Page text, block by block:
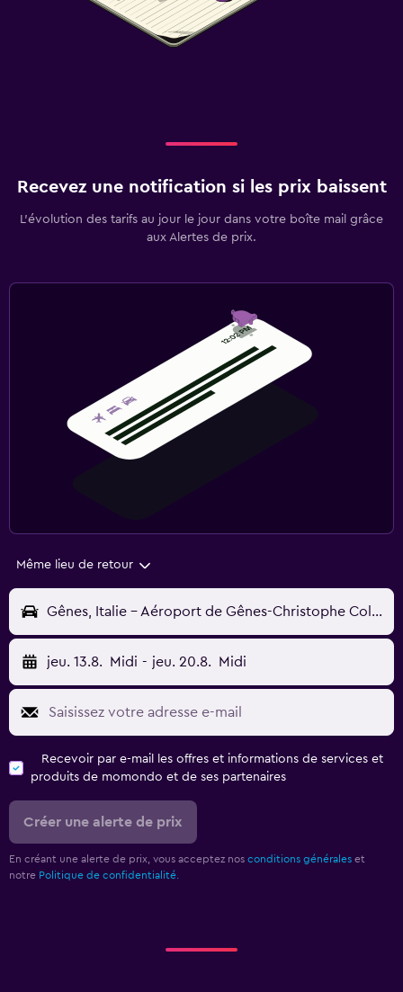
Recevez une notification si les prix baissent
L’évolution des tarifs au jour le jour dans votre boîte mail grâce
aux Alertes de prix.
Même lieu de retour
Gênes, Italie - Aéroport de Gênes-Christophe Colomb (GOA)
jeu. 13.8. Midi - jeu. 20.8. Midi
Recevoir par e-mail les offres et informations de services et
produits de momondo et de ses partenaires
Créer une alerte de prix
En créant une alerte de prix, vous acceptez nos conditions générales et
notre Politique de confidentialité.